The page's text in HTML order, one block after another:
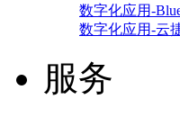
数字化应用-
数字化应用-云
服务